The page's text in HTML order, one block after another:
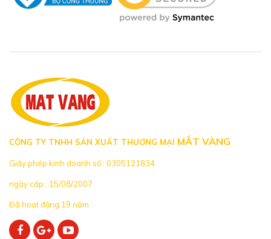
CÔNG TY TNHH SẢN XUẤT THƯƠNG MẠI MẮT VÀNG
Giấy phép kinh doanh số : 0305121834
ngày cấp : 15/08/2007
Đã hoạt động 19 năm